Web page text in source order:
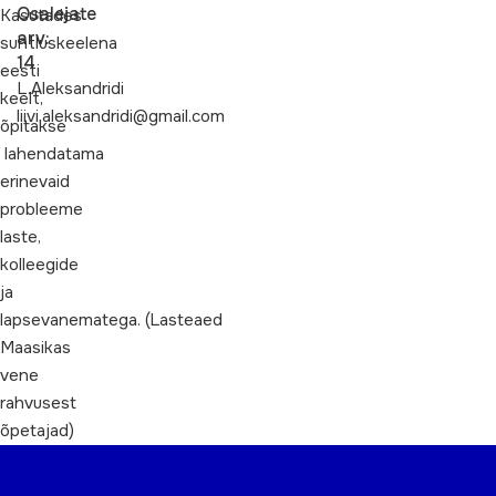
Kasutades
suhtluskeelena
eesti
keelt,
õpitakse
lahendatama
erinevaid
probleeme
laste,
kolleegide
ja
lapsevanematega. (Lasteaed
Maasikas
vene
rahvusest
õpetajad)
Osalejate
arv:
14
L.Aleksandridi
liivi.aleksandridi@gmail.com